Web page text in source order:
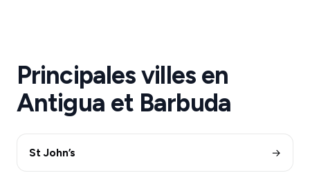
Principales villes en
Antigua et Barbuda
St John’s →